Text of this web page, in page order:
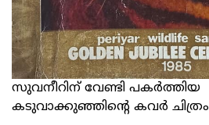
സുവനീറിന് വേണ്ടി പകര്‍ത്തിയ
കടുവാക്കുഞ്ഞിന്‍റെ കവര്‍ ചിത്രം